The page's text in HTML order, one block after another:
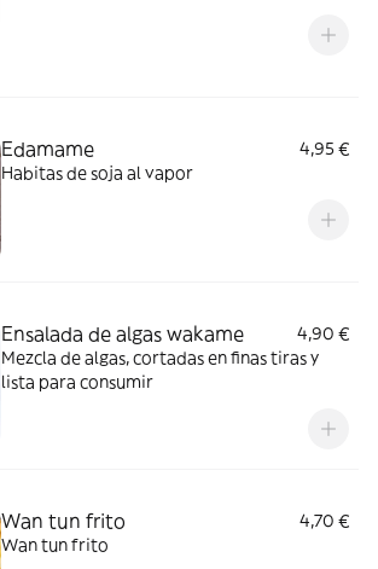
Edamame
4,95 €
Habitas de soja al vapor
Ensalada de algas wakame
4,90 €
Mezcla de algas, cortadas en finas tiras y
lista para consumir
Wan tun frito
4,70 €
Wan tun frito